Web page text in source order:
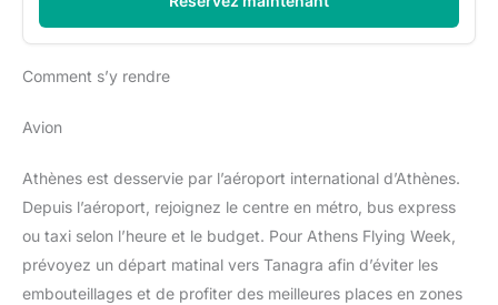
Comment s’y rendre
Avion
Athènes est desservie par l’aéroport international d’Athènes.
Depuis l’aéroport, rejoignez le centre en métro, bus express
ou taxi selon l’heure et le budget. Pour Athens Flying Week,
prévoyez un départ matinal vers Tanagra afin d’éviter les
embouteillages et de profiter des meilleures places en zones